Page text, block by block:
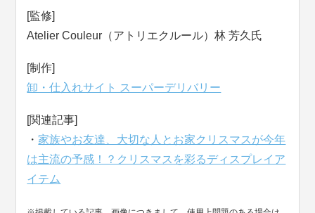
[監修]
Atelier Couleur（アトリエクルール）林 芳久氏
[制作]
卸・仕入れサイト スーパーデリバリー
[関連記事]
・ 家族やお友達、大切な人とお家クリスマスが今年
は主流の予感！？クリスマスを彩るディスプレイア
イテム